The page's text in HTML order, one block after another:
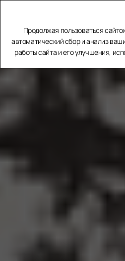
Главная Пресс-центр
Продолжая пользоваться
автоматический сбор и анализ
работы сайта и его улучшения,